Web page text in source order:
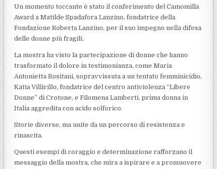
Un momento toccante è stato il conferimento del Camomilla
Award a Matilde Spadafora Lanzino, fondatrice della
Fondazione Roberta Lanzino, per il suo impegno nella difesa
delle donne più fragili.
La mostra ha visto la partecipazione di donne che hanno
trasformato il dolore in testimonianza, come Maria
Antonietta Rositani, sopravvissuta a un tentato femminicidio,
Katia Villirillo, fondatrice del centro antiviolenza “Libere
Donne” di Crotone, e Filomena Lamberti, prima donna in
Italia aggredita con acido solforico.
Storie diverse, ma unite da un percorso di resistenza e
rinascita.
Questi esempi di coraggio e determinazione rafforzano il
messaggio della mostra, che mira a ispirare e a promuovere